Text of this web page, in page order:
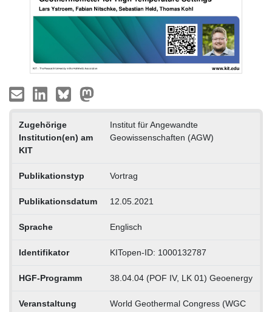
Zugehörige
Institution(en) am
KIT
Institut für Angewandte
Geowissenschaften (AGW)
Publikationstyp Vortrag
Publikationsdatum 12.05.2021
Sprache Englisch
Identifikator KITopen-ID: 1000132787
HGF-Programm 38.04.04 (POF IV, LK 01) Geoenergy
Veranstaltung
World Geothermal Congress (WGC